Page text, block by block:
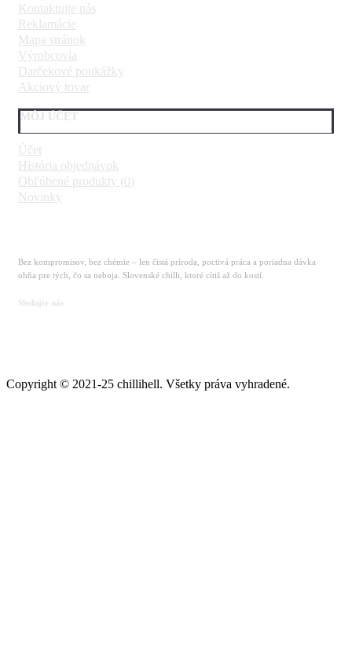
Kontaktujte nás
Reklamácie
Mapa stránok
Výrobcovia
Darčekové poukážky
Akciový tovar
MÔJ ÚČET
Účet
História objednávok
Obľúbené produkty (0 )
Novinky
Bez kompromisov, bez chémie – len čistá príroda, poctivá práca a poriadna dávka
ohňa pre tých, čo sa neboja. Slovenské chilli, ktoré cítiš až do kostí.
Sledujte nás
Copyright © 2021-25 chillihell. Všetky práva vyhradené.